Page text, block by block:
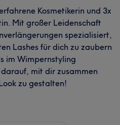
Kosmetikerin und 3x
Mit großer Leidenschaft
spezialisiert,
Lashes für dich zu zaubern
im Wimpernstyling
mit dir zusammen
zu gestalten!